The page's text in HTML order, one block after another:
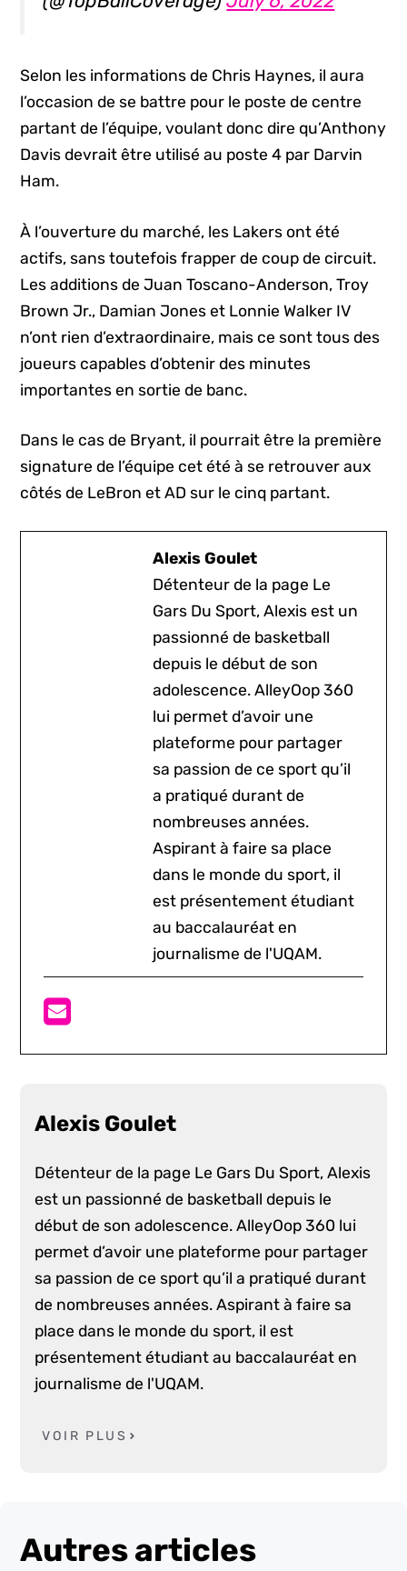
Selon les informations de Chris Haynes, il aura
l’occasion de se battre pour le poste de centre
partant de l’équipe, voulant donc dire qu’Anthony
Davis devrait être utilisé au poste 4 par Darvin
Ham.
À l’ouverture du marché, les Lakers ont été
actifs, sans toutefois frapper de coup de circuit.
Les additions de Juan Toscano-Anderson, Troy
Brown Jr., Damian Jones et Lonnie Walker IV
n’ont rien d’extraordinaire, mais ce sont tous des
joueurs capables d’obtenir des minutes
importantes en sortie de banc.
Dans le cas de Bryant, il pourrait être la première
signature de l’équipe cet été à se retrouver aux
côtés de LeBron et AD sur le cinq partant.
Alexis Goulet
Détenteur de la page Le
Gars Du Sport, Alexis est un
passionné de basketball
depuis le début de son
adolescence. AlleyOop 360
lui permet d’avoir une
plateforme pour partager
sa passion de ce sport qu’il
a pratiqué durant de
nombreuses années.
Aspirant à faire sa place
dans le monde du sport, il
est présentement étudiant
au baccalauréat en
journalisme de l'UQAM.
Alexis Goulet
Détenteur de la page Le Gars Du Sport, Alexis
est un passionné de basketball depuis le
début de son adolescence. AlleyOop 360 lui
permet d’avoir une plateforme pour partager
sa passion de ce sport qu’il a pratiqué durant
de nombreuses années. Aspirant à faire sa
place dans le monde du sport, il est
présentement étudiant au baccalauréat en
journalisme de l'UQAM.
VOIR PLUS
Autres articles